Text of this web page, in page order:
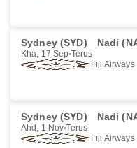
Sydney (SYD) Nadi
Kha, 17 Sep Terus
Fiji Airways
Sydney (SYD) Nadi
Ahd, 1 Nov Terus
Fiji Airways